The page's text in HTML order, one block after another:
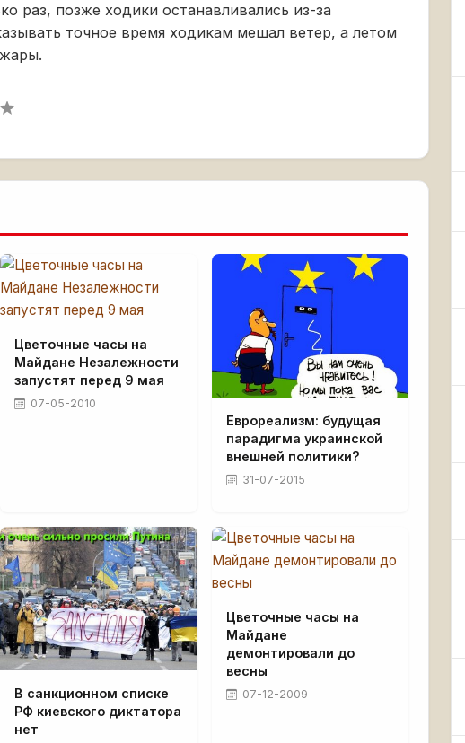
раз, позже ходики останавливались из-за
точное время ходикам мешал ветер, а летом
Цветочные часы на
Майдане Незалежности
запустят перед 9 мая
07-05-2010
Еврореализм: будущая
парадигма украинской
внешней политики?
31-07-2015
В санкционном списке
РФ киевского диктатора
нет
Цветочные часы на
Майдане
демонтировали до
весны
07-12-2009